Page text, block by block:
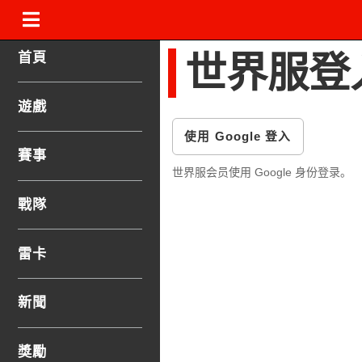
世界服登
使用 Google 登入
世界服会员使用 Google 身份登录。
首頁
遊戲
賽事
戰隊
雷卡
新聞
獎勵